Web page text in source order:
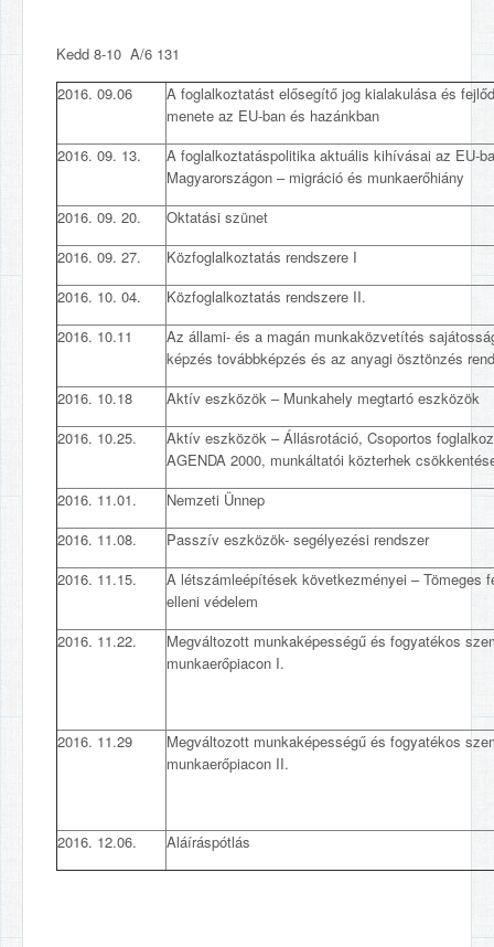
Kedd 8-10 A/6 131
2016. 09.06
A foglalkoztatást elősegítő jog kialakulása és
menete az EU-ban és hazánkban
2016. 09. 13.
A foglalkoztatáspolitika aktuális kihívásai az EU-
Magyarországon – migráció és munkaerőhiány
2016. 09. 20.
Oktatási szünet
2016. 09. 27.
Közfoglalkoztatás rendszere I
2016. 10. 04.
Közfoglalkoztatás rendszere II.
2016. 10.11
Az állami- és a magán munkaközvetítés
képzés továbbképzés és az anyagi ösztönzés
2016. 10.18
Aktív eszközök – Munkahely megtartó eszközök
2016. 10.25.
Aktív eszközök – Állásrotáció, Csoportos
AGENDA 2000, munkáltatói közterhek
2016. 11.01.
Nemzeti Ünnep
2016. 11.08.
Passzív eszközök- segélyezési rendszer
2016. 11.15.
A létszámleépítések következményei – Tömeges
elleni védelem
2016. 11.22.
Megváltozott munkaképességű és fogyatékos
munkaerőpiacon I.
2016. 11.29
Megváltozott munkaképességű és fogyatékos
munkaerőpiacon II.
2016. 12.06. Aláíráspótlás